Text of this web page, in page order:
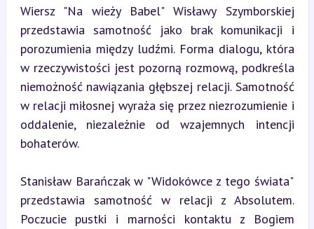
Wiersz "Na wieży Babel" Wisławy Szymborskiej
przedstawia samotność jako brak komunikacji i
porozumienia między ludźmi. Forma dialogu, która
w rzeczywistości jest pozorną rozmową, podkreśla
niemożność nawiązania głębszej relacji. Samotność
w relacji miłosnej wyraża się przez niezrozumienie i
oddalenie, niezależnie od wzajemnych intencji
bohaterów.
Stanisław Barańczak w "Widokówce z tego świata"
przedstawia samotność w relacji z Absolutem.
Poczucie pustki i marności kontaktu z Bogiem